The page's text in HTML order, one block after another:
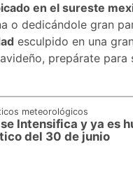
en el sureste
o dedicándole gran
esculpido en una
prepárate
meteorológicos
Intensifica y ya es
del 30 de junio